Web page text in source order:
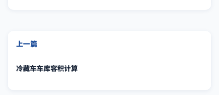
上一篇
冷藏车车库容积计算